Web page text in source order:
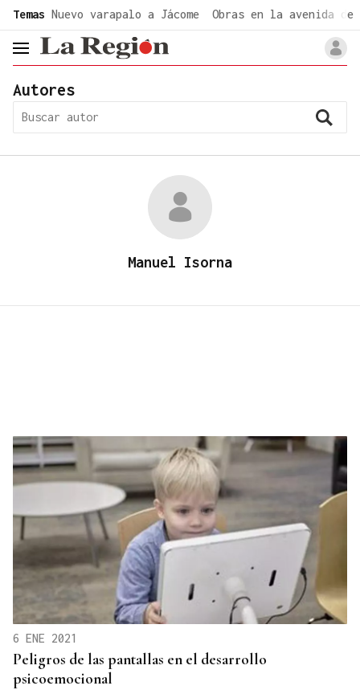
Temas Nuevo varapalo a Jácome Obras en la avenida de
header.menu.open
Autores
Manuel Isorna
6 ENE 2021
Peligros de las pantallas en el desarrollo
psicoemocional